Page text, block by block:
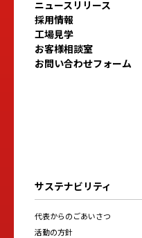
ニュースリリース
採用情報
工場見学
お客様相談室
お問い合わせフォーム
サステナビリティ
代表からのごあいさつ
活動の方針